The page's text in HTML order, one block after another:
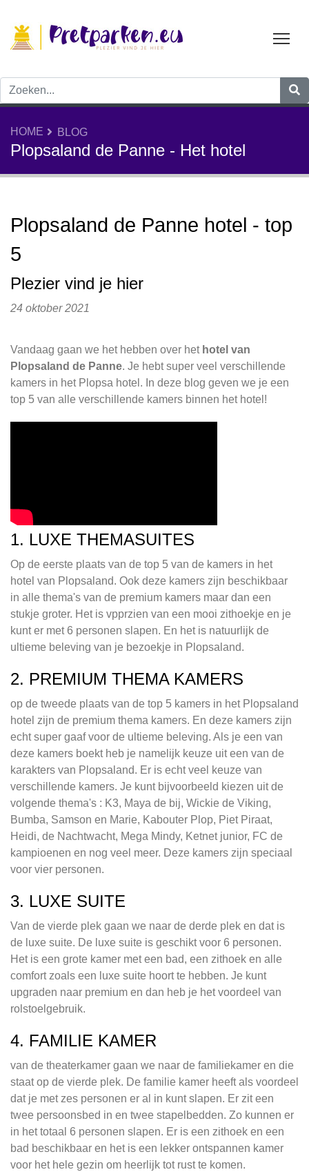
HOME BLOG
Plopsaland de Panne - Het hotel
Plopsaland de Panne hotel - top
5
Plezier vind je hier
24 oktober 2021
Vandaag gaan we het hebben over het hotel van
Plopsaland de Panne. Je hebt super veel verschillende
kamers in het Plopsa hotel. In deze blog geven we je een
top 5 van alle verschillende kamers binnen het hotel!
1. LUXE THEMASUITES
Op de eerste plaats van de top 5 van de kamers in het
hotel van Plopsaland. Ook deze kamers zijn beschikbaar
in alle thema's van de premium kamers maar dan een
stukje groter. Het is vpprzien van een mooi zithoekje en je
kunt er met 6 personen slapen. En het is natuurlijk de
ultieme beleving van je bezoekje in Plopsaland.
2. PREMIUM THEMA KAMERS
op de tweede plaats van de top 5 kamers in het Plopsaland
hotel zijn de premium thema kamers. En deze kamers zijn
echt super gaaf voor de ultieme beleving. Als je een van
deze kamers boekt heb je namelijk keuze uit een van de
karakters van Plopsaland. Er is echt veel keuze van
verschillende kamers. Je kunt bijvoorbeeld kiezen uit de
volgende thema's : K3, Maya de bij, Wickie de Viking,
Bumba, Samson en Marie, Kabouter Plop, Piet Piraat,
Heidi, de Nachtwacht, Mega Mindy, Ketnet junior, FC de
kampioenen en nog veel meer. Deze kamers zijn speciaal
voor vier personen.
3. LUXE SUITE
Van de vierde plek gaan we naar de derde plek en dat is
de luxe suite. De luxe suite is geschikt voor 6 personen.
Het is een grote kamer met een bad, een zithoek en alle
comfort zoals een luxe suite hoort te hebben. Je kunt
upgraden naar premium en dan heb je het voordeel van
rolstoelgebruik.
4. FAMILIE KAMER
van de theaterkamer gaan we naar de familiekamer en die
staat op de vierde plek. De familie kamer heeft als voordeel
dat je met zes personen er al in kunt slapen. Er zit een
twee persoonsbed in en twee stapelbedden. Zo kunnen er
in het totaal 6 personen slapen. Er is een zithoek en een
bad beschikbaar en het is een lekker ontspannen kamer
voor het hele gezin om heerlijk tot rust te komen.